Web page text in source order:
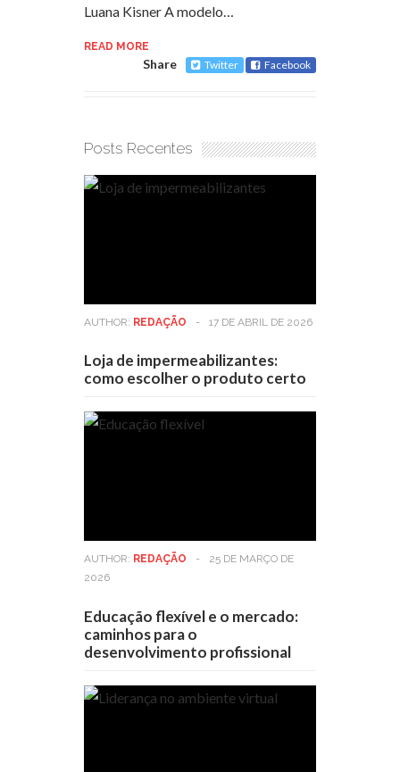
Luana Kisner A modelo…
READ MORE
Share Twitter Facebook
Posts Recentes
AUTHOR: REDAÇÃO - 17 DE ABRIL DE 2026
Loja de impermeabilizantes:
como escolher o produto certo
AUTHOR: REDAÇÃO -
25 DE MARÇO DE
2026
Educação flexível e o mercado:
caminhos para o
desenvolvimento profissional